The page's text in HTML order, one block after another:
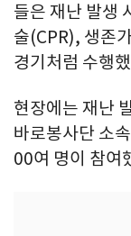
들은 재난 발생
술(CPR), 생존
경기처럼 수행
현장에는 재난
바로봉사단 소
00여 명이 참여